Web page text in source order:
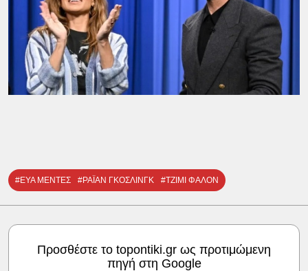
#ΕΥΑ ΜΕΝΤΕΣ #ΡΑΪΑΝ ΓΚΟΣΛΙΝΓΚ #ΤΖΙΜΙ ΦΑΛΟΝ
Προσθέστε το topontiki.gr ως προτιμώμενη
πηγή στη Google